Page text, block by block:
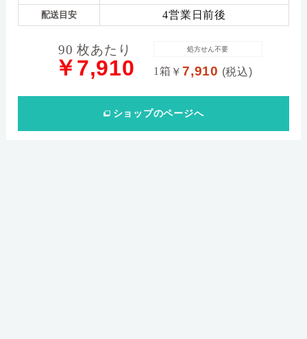
配送目安 4営業日前後
90 枚あたり
￥7,910 1箱 ￥7,910 (税込)
処方せん不要
ショップのページへ